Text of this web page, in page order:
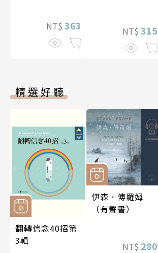
動」，遠離小腹
凸出、肩頸僵
硬、慢性疼痛
NT$ 363 NT$ 315
精選好聽
翻轉信念40招第
3輯
伊森．傅羅姆
（有聲書）
NT$ 280